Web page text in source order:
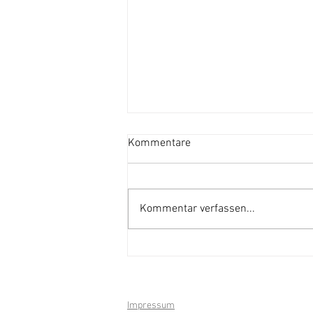
Kommentare
Kommentar verfassen...
Impressum